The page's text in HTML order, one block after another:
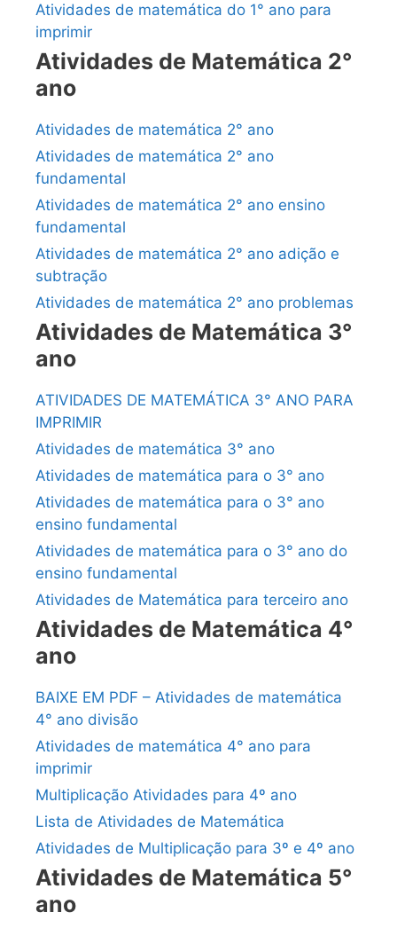
Atividades de matemática do 1° ano para
imprimir
Atividades de Matemática 2°
ano
Atividades de matemática 2° ano
Atividades de matemática 2° ano
fundamental
Atividades de matemática 2° ano ensino
fundamental
Atividades de matemática 2° ano adição e
subtração
Atividades de matemática 2° ano problemas
Atividades de Matemática 3°
ano
ATIVIDADES DE MATEMÁTICA 3° ANO PARA
IMPRIMIR
Atividades de matemática 3° ano
Atividades de matemática para o 3° ano
Atividades de matemática para o 3° ano
ensino fundamental
Atividades de matemática para o 3° ano do
ensino fundamental
Atividades de Matemática para terceiro ano
Atividades de Matemática 4°
ano
BAIXE EM PDF – Atividades de matemática
4° ano divisão
Atividades de matemática 4° ano para
imprimir
Multiplicação Atividades para 4º ano
Lista de Atividades de Matemática
Atividades de Multiplicação para 3º e 4º ano
Atividades de Matemática 5°
ano